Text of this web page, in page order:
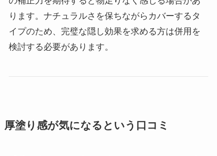
ります。ナチュラルさを保ちながらカバーするタ
イプのため、完璧な隠し効果を求める方は併用を
検討する必要があります。
厚塗り感が気になるという口コミ